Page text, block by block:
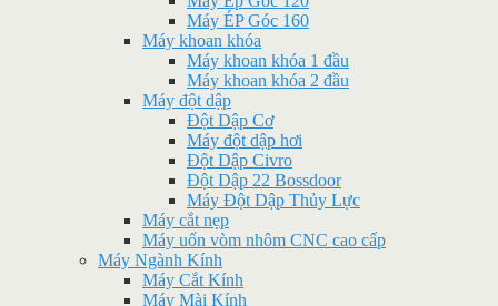
Máy ÉP Góc 160
Máy khoan khóa
Máy khoan khóa 1 đầu
Máy khoan khóa 2 đầu
Máy đột dập
Đột Dập Cơ
Máy đột dập hơi
Đột Dập Civro
Đột Dập 22 Bossdoor
Máy Đột Dập Thủy Lực
Máy cắt nẹp
Máy uốn vòm nhôm CNC cao cấp
Máy Ngành Kính
Máy Cắt Kính
Máy Mài Kính